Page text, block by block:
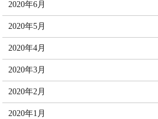
2020年6月
2020年5月
2020年4月
2020年3月
2020年2月
2020年1月